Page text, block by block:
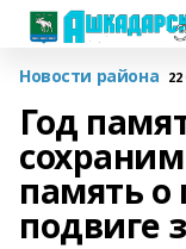
Новости района
Год
память о
подвиге